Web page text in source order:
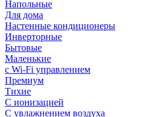
Напольные
Для дома
Настенные кондиционеры
Инверторные
Бытовые
Маленькие
с Wi-Fi управлением
Премиум
Тихие
С ионизацией
С увлажнением воздуха